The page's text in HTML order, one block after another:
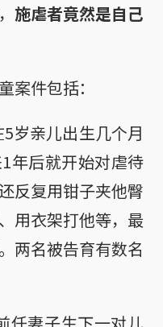
施虐者竟然是自己
案件包括：
岁亲儿出生几个月
年后就开始对虐待
反复用钳子夹他臀
用衣架打他等，最
两名被告育有数名
任妻子生下一对儿